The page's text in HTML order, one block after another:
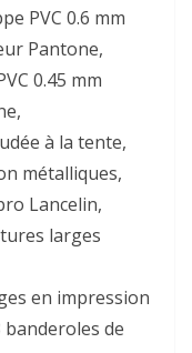
PVC 0.6 mm
Pantone,
0.45 mm
à la tente,
métalliques,
Lancelin,
larges
en impression
de